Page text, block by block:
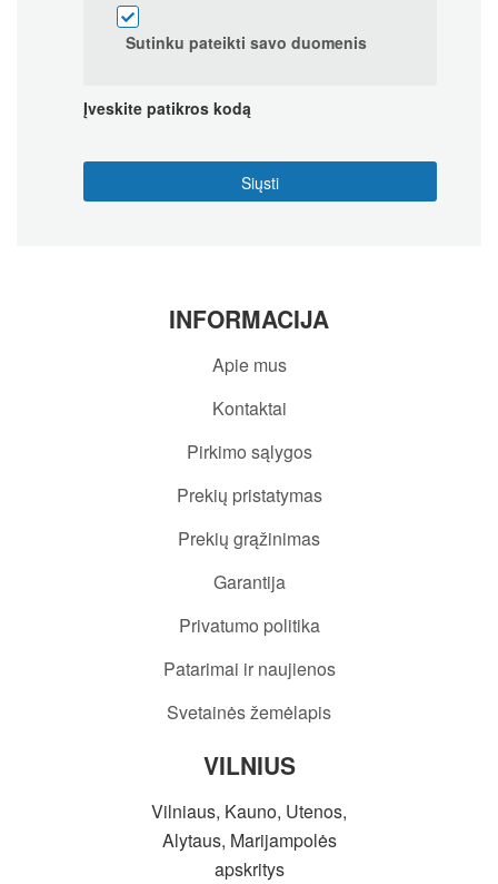
Sutinku pateikti savo duomenis
Įveskite patikros kodą
INFORMACIJA
Apie mus
Kontaktai
Pirkimo sąlygos
Prekių pristatymas
Prekių grąžinimas
Garantija
Privatumo politika
Patarimai ir naujienos
Svetainės žemėlapis
VILNIUS
Vilniaus, Kauno, Utenos,
Alytaus, Marijampolės
apskritys